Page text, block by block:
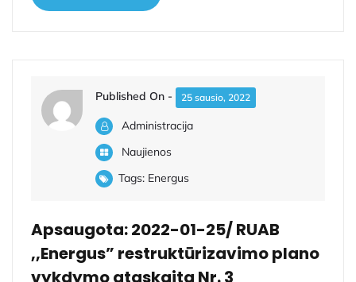
Published On - 25 sausio, 2022
Administracija
Naujienos
Tags: Energus
Apsaugota: 2022-01-25/ RUAB
,,Energus” restruktūrizavimo plano
vykdymo ataskaita Nr. 3